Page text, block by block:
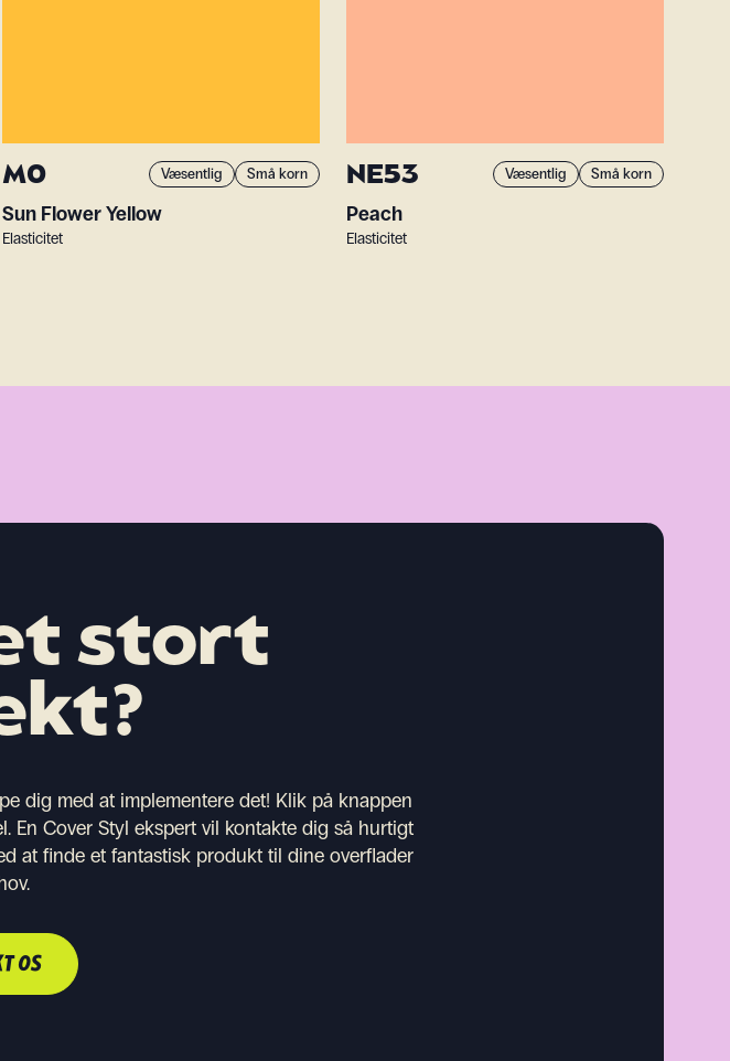
M0 Væsentlig Små korn
Sun Flower Yellow
Elasticitet
NE53 Væsentlig Små korn
Peach
Elasticitet
stort
dig med at implementere det! Klik på knappen
En Cover Styl ekspert vil kontakte dig så hurtigt
at finde et fantastisk produkt til dine overflader
OS